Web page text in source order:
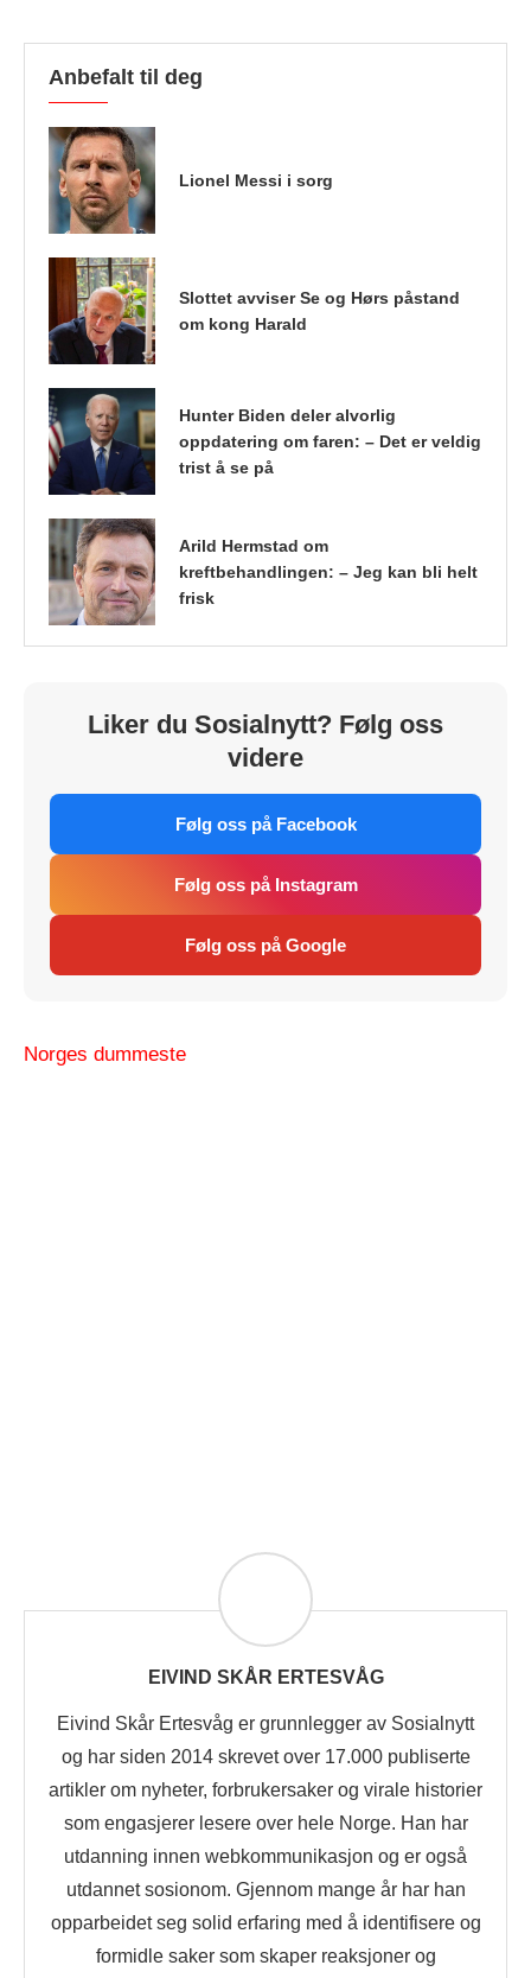
Anbefalt til deg
Lionel Messi i sorg
Slottet avviser Se og Hørs påstand
om kong Harald
Hunter Biden deler alvorlig
oppdatering om faren: – Det er veldig
trist å se på
Arild Hermstad om
kreftbehandlingen: – Jeg kan bli helt
frisk
Liker du Sosialnytt? Følg oss
videre
Følg oss på Facebook
Følg oss på Instagram
Følg oss på Google
Norges dummeste
EIVIND SKÅR ERTESVÅG
Eivind Skår Ertesvåg er grunnlegger av Sosialnytt
og har siden 2014 skrevet over 17.000 publiserte
artikler om nyheter, forbrukersaker og virale historier
som engasjerer lesere over hele Norge. Han har
utdanning innen webkommunikasjon og er også
utdannet sosionom. Gjennom mange år har han
opparbeidet seg solid erfaring med å identifisere og
formidle saker som skaper reaksjoner og